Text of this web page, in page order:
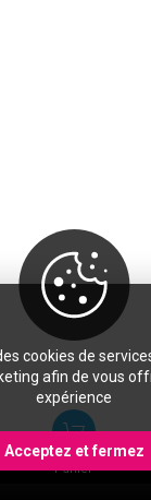
Panier
cookies de
afin de vous
expérience
Acceptez et fermez